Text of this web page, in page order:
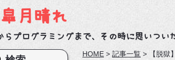
月晴れ
らプログラミングまで、その時に思いつい
HOME > 記事一覧 > 【脱獄